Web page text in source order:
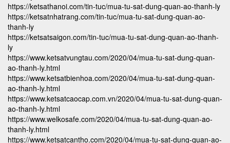
https://ketsathanoi.com/tin-tuc/mua-tu-sat-dung-quan-ao-thanh-ly
https://ketsatnhatrang.com/tin-tuc/mua-tu-sat-dung-quan-ao-
thanh-ly
https://ketsatsaigon.com/tin-tuc/mua-tu-sat-dung-quan-ao-thanh-
ly
https://www.ketsatvungtau.com/2020/04/mua-tu-sat-dung-quan-
ao-thanh-ly.html
https://www.ketsatbienhoa.com/2020/04/mua-tu-sat-dung-quan-
ao-thanh-ly.html
https://www.ketsatcaocap.com.vn/2020/04/mua-tu-sat-dung-quan-
ao-thanh-ly.html
https://www.welkosafe.com/2020/04/mua-tu-sat-dung-quan-ao-
thanh-ly.html
https://www.ketsatcantho.com/2020/04/mua-tu-sat-dung-quan-ao-